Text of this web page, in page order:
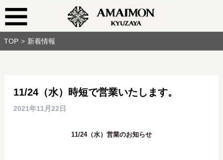
TOP 新着情報
11/24（水）時短で営業いたします。
2021年11月22日
11/24（水）営業のお知らせ